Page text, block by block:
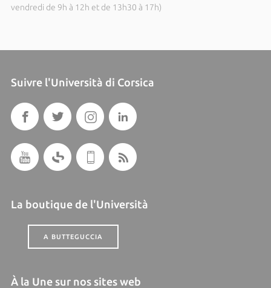
vendredi de 9h à 12h et de 13h30 à 17h)
Suivre l'Università di Corsica
La boutique de l'Università
A BUTTEGUCCIA
À la Une sur nos sites web